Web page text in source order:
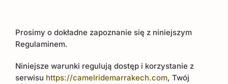
Prosimy o dokładne zapoznanie się z niniejszym
Regulaminem.
Niniejsze warunki regulują dostęp i korzystanie z
serwisu https://camelridemarrakech.com, Twój